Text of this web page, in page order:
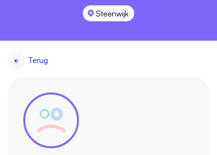
Steenwijk
Terug